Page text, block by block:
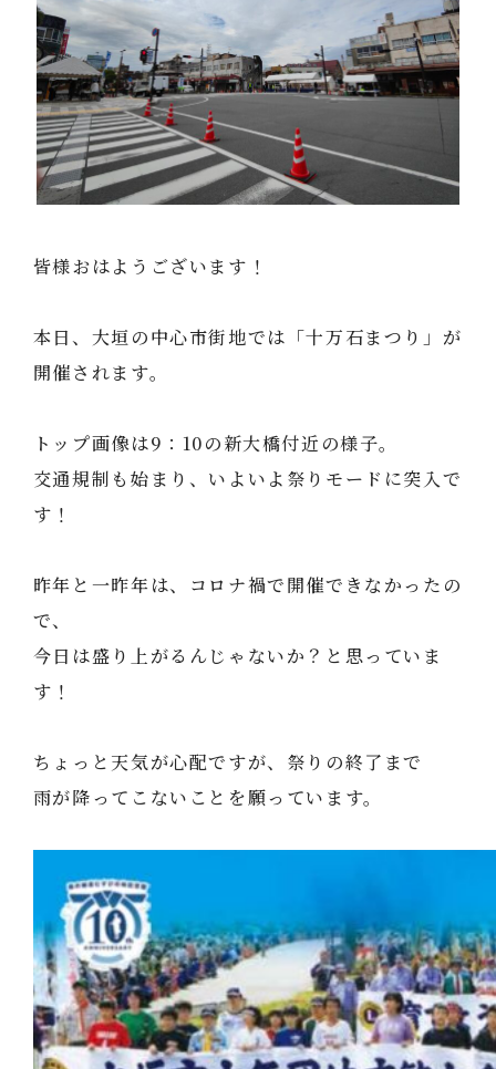
皆様おはようございます！
本日、大垣の中心市街地では「十万石まつり」が
開催されます。
トップ画像は9：10の新大橋付近の様子。
交通規制も始まり、いよいよ祭りモードに突入で
す！
昨年と一昨年は、コロナ禍で開催できなかったの
で、
今日は盛り上がるんじゃないか？と思っていま
す！
ちょっと天気が心配ですが、祭りの終了まで
雨が降ってこないことを願っています。